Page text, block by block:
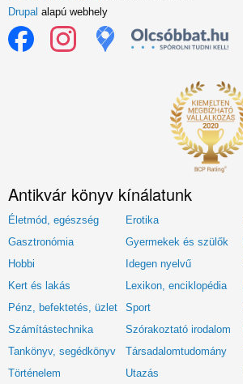
Drupal alapú webhely
Antikvár könyv kínálatunk
Életmód, egészség Erotika
Gasztronómia
Gyermekek és szülők
Hobbi
Idegen nyelvű
Kert és lakás
Lexikon, enciklopédia
Pénz, befektetés, üzlet
Sport
Számítástechnika
Szórakoztató irodalom
Tankönyv, segédkönyv
Társadalomtudomány
Történelem
Utazás